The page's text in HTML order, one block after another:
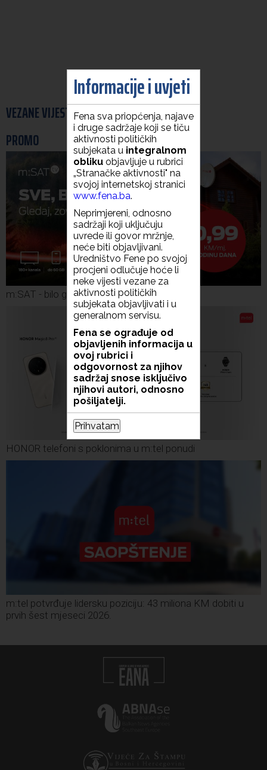
VEZANE VIJESTI
Informacije i uvjeti
Fena sva priopćenja, najave
i druge sadržaje koji se tiču
aktivnosti političkih
subjekata u integralnom
obliku objavljuje u rubrici
„Stranačke aktivnosti" na
svojoj internetskoj stranici
www.fena.ba.
Neprimjereni, odnosno
sadržaji koji uključuju
uvrede ili govor mržnje,
neće biti objavljivani.
Uredništvo Fene po svojoj
procjeni odlučuje hoće li
neke vijesti vezane za
aktivnosti političkih
subjekata objavljivati i u
generalnom servisu.
Fena se ograđuje od
objavljenih informacija u
ovoj rubrici i
odgovornost za njihov
sadržaj snose isključivo
njihovi autori, odnosno
pošiljatelji.
Prihvatam
PROMO
m:SAT - bilo gdje u BiH
HONOR telefoni s poklonima u m:tel ponudi
m:tel potvrđuje lidersku poziciju: 43 miliona KM dobiti u
prvih šest mjeseci 2026.